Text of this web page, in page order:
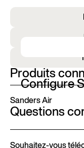
Configure
Produits
Sanders Air
Questions
Souhaitez-vous